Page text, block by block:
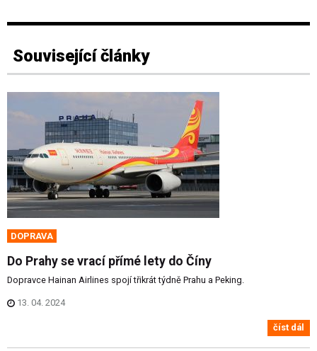
Související články
DOPRAVA
Do Prahy se vrací přímé lety do Číny
Dopravce Hainan Airlines spojí třikrát týdně Prahu a Peking.
13. 04. 2024
číst dál